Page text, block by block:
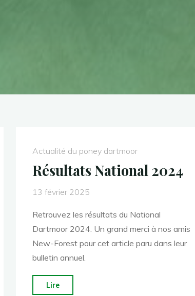
Actualité du poney dartmoor
Résultats National 2024
13 février 2025
Retrouvez les résultats du National
Dartmoor 2024. Un grand merci à nos amis
New-Forest pour cet article paru dans leur
bulletin annuel.
Lire